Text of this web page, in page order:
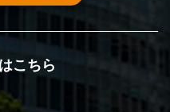
こちら